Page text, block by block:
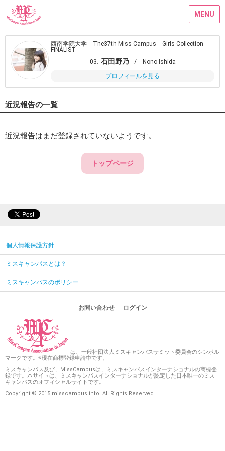
MENU
西南学院大学 The37th Miss Campus Girls Collection
FINALIST
03. 石田野乃
/ Nono Ishida
プロフィールを見る
近況報告の一覧
近況報告はまだ登録されていないようです。
トップページ
個人情報保護方針
ミスキャンパスとは？
ミスキャンパスのポリシー
お問い合わせ ログイン
は、一般社団法人ミスキャンパスサミット委員会のシンボル
マークです。※現在商標登録申請中です。
ミスキャンパス及び、MissCampusは、ミスキャンパスインターナショナルの商標登
録です。本サイトは、ミスキャンパスインターナショナルが認定した日本唯一のミス
キャンパスのオフィシャルサイトです。
Copyright © 2015 misscampus.info. All Rights Reserved